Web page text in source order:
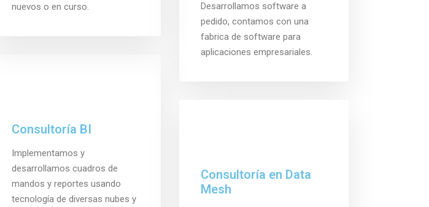
nuevos o en curso.
Consultoría BI
Implementamos y
desarrollamos cuadros de
mandos y reportes usando
tecnología de diversas nubes y
Desarrollamos software a
pedido, contamos con una
fabrica de software para
aplicaciones empresariales.
Consultoría en Data
Mesh